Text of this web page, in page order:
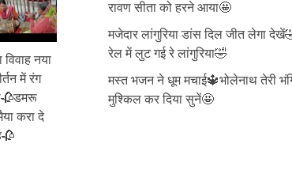
विवाह नया
में रंग
करा दे
रावण सीता को हरने आया🤩
मजेदार लांगुरिया डांस दिल जीत लेगा
रेल में लुट गई रे लांगुरिया🤣
मस्त भजन ने धूम मचाई🔱भोलेनाथ तेरी
मुश्किल कर दिया सुनें🤩